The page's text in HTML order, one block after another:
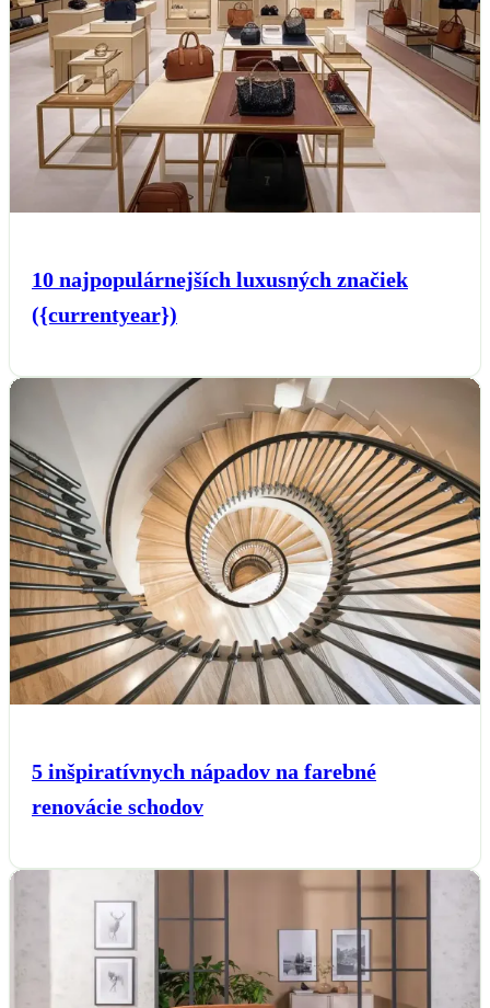
10 najpopulárnejších luxusných značiek
({currentyear})
5 inšpiratívnych nápadov na farebné
renovácie schodov